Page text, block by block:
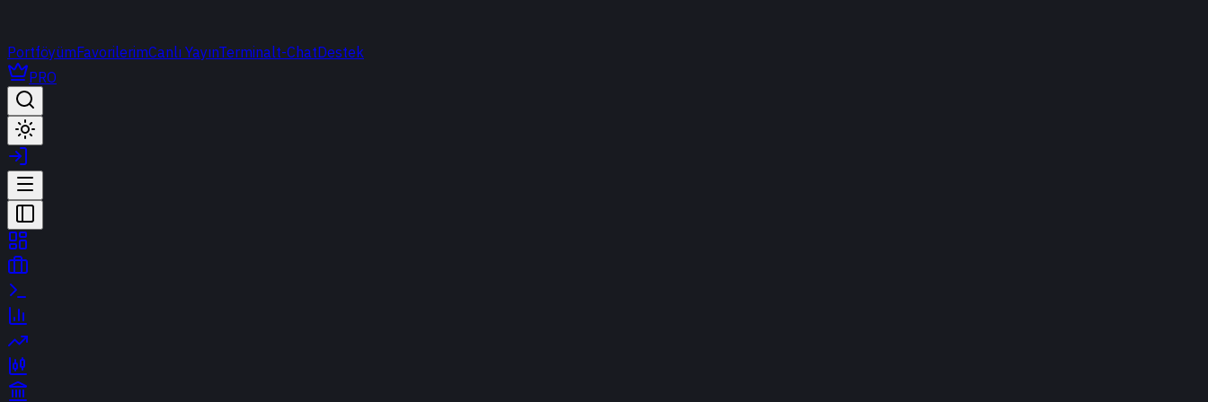
PortföyümFavorilerimCanlı YayınTerminalt-ChatDestek
PRO